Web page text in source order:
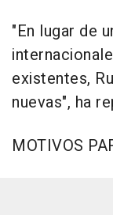
"En lugar de
existentes,
nuevas", ha
MOTIVOS